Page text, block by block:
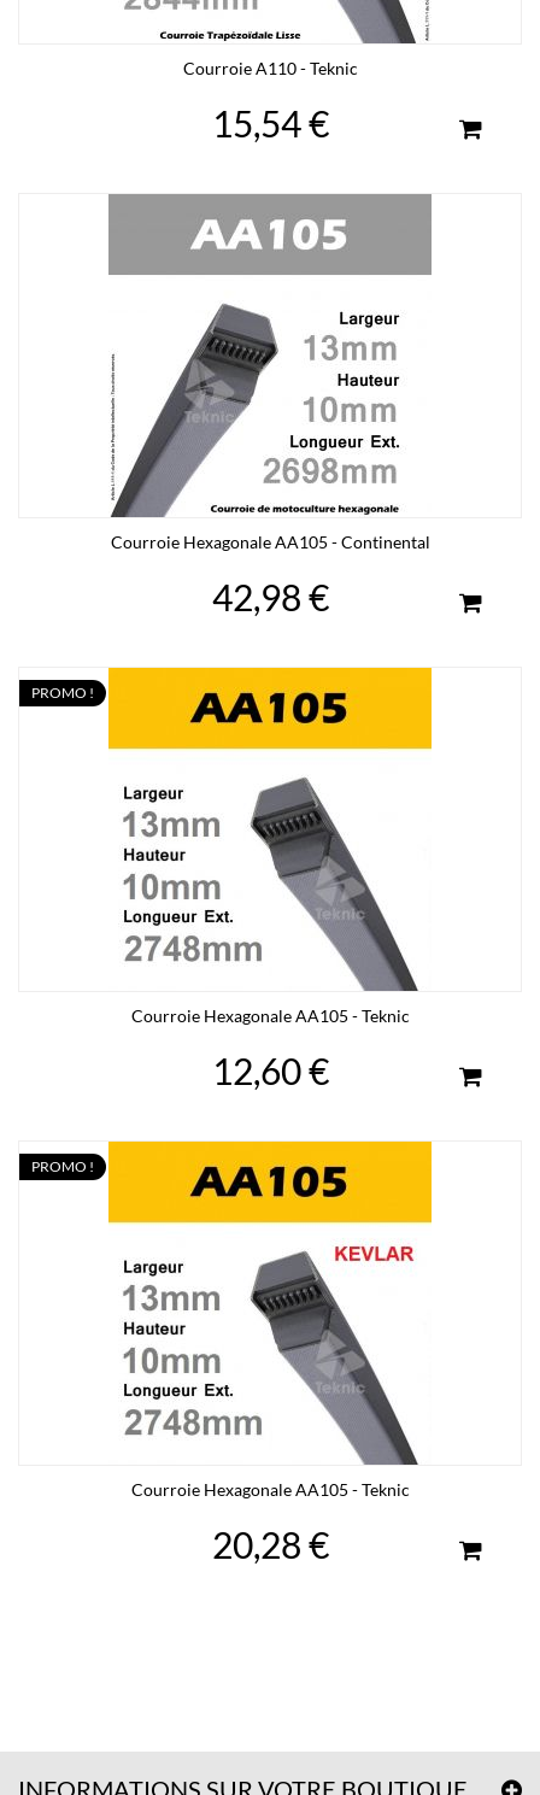
Courroie A110 - Teknic
15,54 €
Courroie Hexagonale AA105 - Continental
42,98 €
PROMO !
Courroie Hexagonale AA105 - Teknic
12,60 €
PROMO !
Courroie Hexagonale AA105 - Teknic
20,28 €
INFORMATIONS SUR VOTRE BOUTIQUE